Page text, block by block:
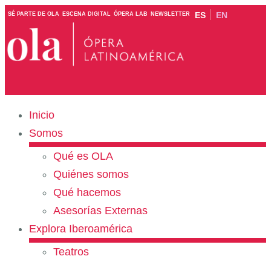
SÉ PARTE DE OLA ESCENA DIGITAL ÓPERA LAB NEWSLETTER ES EN
Inicio
Somos
Qué es OLA
Quiénes somos
Qué hacemos
Asesorías Externas
Explora Iberoamérica
Teatros